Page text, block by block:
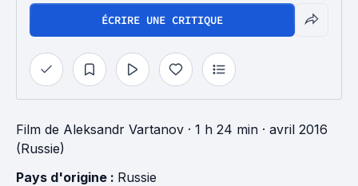
ÉCRIRE UNE CRITIQUE
Film de Aleksandr Vartanov · 1 h 24 min · avril 2016
(Russie)
Pays d'origine : Russie